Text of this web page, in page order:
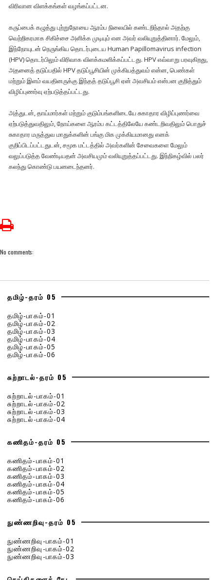
விரிவான விளக்கங்கள் வழங்கப்பட்டன.
கருப்பைக் கழுத்து புற்றுநோயை ஆரம்ப நிலையில் கண்டறிந்தால் அதற்கு
வெற்றிகரமாக சிகிச்சை அளிக்க முடியும் என அவர் வலியுறுத்தினார். மேலும்,
இந்நோயுடன் நெருங்கிய தொடர்புடைய Human Papillomavirus infection
(HPV) தொடர்பிலும் விரிவாக விளக்கமளிக்கப்பட்டது. HPV எவ்வாறு பரவுகிறது,
அதனைத் தடுப்பதில் HPV தடுப்பூசியின் முக்கியத்துவம் என்ன, பெண்கள்
மற்றும் இளம் வயதினருக்கு இந்தத் தடுப்பூசி ஏன் அவசியம் என்பன குறித்தும்
விழிப்புணர்வு ஏற்படுத்தப்பட்டது.
அத்துடன், தாய்மார்கள் மற்றும் குடும்பங்களிடையே சுகாதார விழிப்புணர்வை
ஏற்படுத்துவதிலும், நோய்களை ஆரம்ப கட்டத்திலேயே கண்டறிவதிலும் பொதுச்
சுகாதார மருத்துவ மாதுக்களின் பங்கு மிக முக்கியமானது எனக்
குறிப்பிடப்பட்டதுடன், சமூக மட்டத்தில் அவர்களின் சேவைகளை மேலும்
வலுப்படுத்த வேண்டியதன் அவசியமும் வலியுறுத்தப்பட்டது. இந்நிகழ்வில் பலர்
கலந்து கொண்டு பயனடைந்தனர்.
No comments:
தமிழ்-தரம் 05
தமிழ்-பாகம்-01
தமிழ்-பாகம்-02
தமிழ்-பாகம்-03
தமிழ்-பாகம்-04
தமிழ்-பாகம்-05
தமிழ்-பாகம்-06
சுற்றாடல்-தரம் 05
சுற்றாடல்-பாகம்-01
சுற்றாடல்-பாகம்-02
சுற்றாடல்-பாகம்-03
சுற்றாடல்-பாகம்-04
கணிதம்-தரம் 05
கணிதம்-பாகம்-01
கணிதம்-பாகம்-02
கணிதம்-பாகம்-03
கணிதம்-பாகம்-04
கணிதம்-பாகம்-05
கணிதம்-பாகம்-06
நுண்ணறிவு-தரம் 05
நுண்ணறிவு-பாகம்-01
நுண்ணறிவு-பாகம்-02
நுண்ணறிவு-பாகம்-03